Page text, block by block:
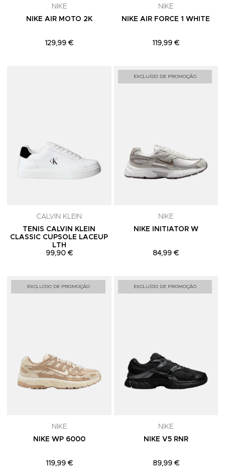
NIKE
NIKE AIR MOTO 2K
129,99 €
NIKE
NIKE AIR FORCE 1 WHITE
119,99 €
Adicionar aos Favoritos
CALVIN KLEIN
TENIS CALVIN KLEIN
CLASSIC CUPSOLE LACEUP
LTH
99,90 €
EXCLUÍDO DE PROMOÇÃO
NIKE
NIKE INITIATOR W
84,99 €
EXCLUÍDO DE PROMOÇÃO Adicionar aos Favoritos
NIKE
NIKE WP 6000
119,99 €
EXCLUÍDO DE PROMOÇÃO
NIKE
NIKE V5 RNR
89,99 €